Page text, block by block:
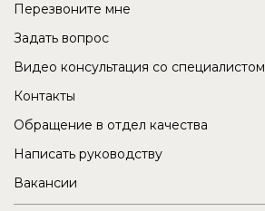
Перезвоните мне
Задать вопрос
Видео консультация со специалистом
Контакты
Обращение в отдел качества
Написать руководству
Вакансии